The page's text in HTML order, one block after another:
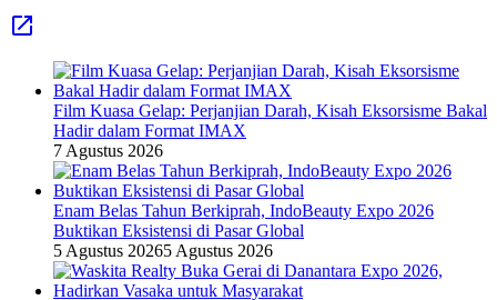
Film Kuasa Gelap: Perjanjian Darah, Kisah Eksorsisme Bakal
Hadir dalam Format IMAX
7 Agustus 2026
Enam Belas Tahun Berkiprah, IndoBeauty Expo 2026
Buktikan Eksistensi di Pasar Global
5 Agustus 20265 Agustus 2026